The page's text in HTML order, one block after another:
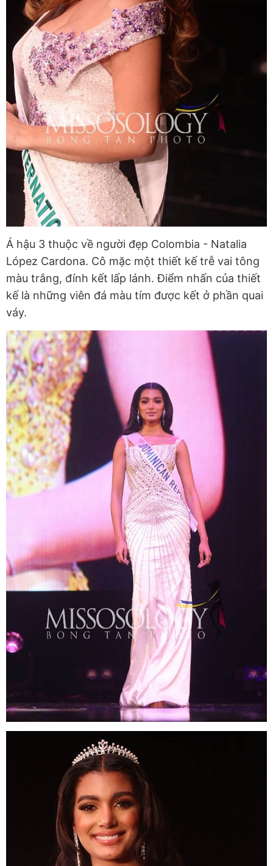
Á hậu 3 thuộc về người đẹp Colombia - Natalia
López Cardona. Cô mặc một thiết kế trễ vai tông
màu trắng, đính kết lấp lánh. Điểm nhấn của thiết
kế là những viên đá màu tím được kết ở phần quai
váy.